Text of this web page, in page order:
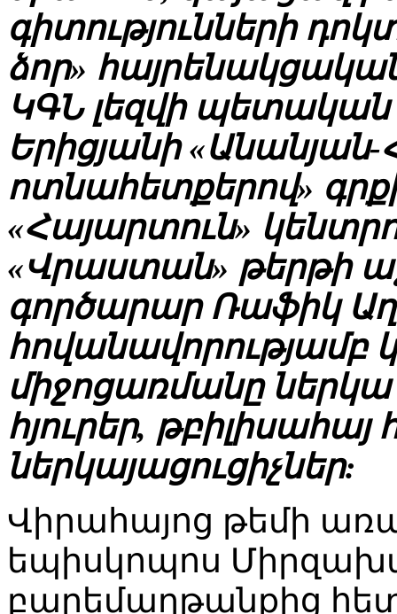
գիտությունների
ձոր»
ԿԳՆ լեզվի պետական
Երիցյանի
ոտնահետքերով»
«Հայարտուն»
«Վրաստան» թերթի
գործարար Ռաֆիկ
միջոցառմանը ներկա
հյուրեր,
ներկայացուցիչներ:
Վիրահայոց թեմի
եպիսկոպոս
բարեմաղթանքից